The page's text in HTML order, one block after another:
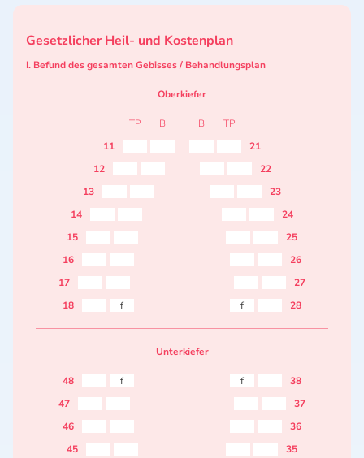
Gesetzlicher Heil- und Kostenplan
I. Befund des gesamten Gebisses / Behandlungsplan
Oberkiefer
TP B B
TP
11
21
12
22
13
23
14
24
15
25
16
26
17
27
18
f f 28
Unterkiefer
48 f f
38
47
37
46
36
45
35